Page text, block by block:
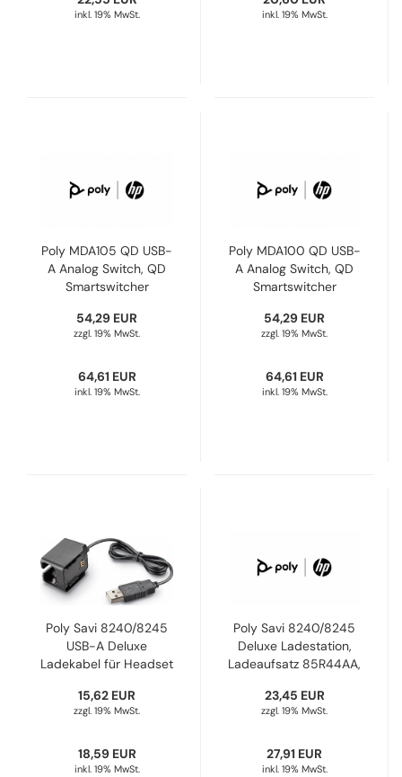
inkl. 19% MwSt. inkl. 19% MwSt.
Poly MDA105 QD USB-
A Analog Switch, QD
Smartswitcher
Festnetz) 8A7E2AA,
205255-11
54,29 EUR
zzgl. 19% MwSt.
64,61 EUR
inkl. 19% MwSt.
Poly MDA100 QD USB-
A Analog Switch, QD
Smartswitcher
Festnetz) 8A7E1AA,
205255-01
54,29 EUR
zzgl. 19% MwSt.
64,61 EUR
inkl. 19% MwSt.
Poly Savi 8240/8245
USB-A Deluxe
Ladekabel für Headset
85R43AA, 216100-01
15,62 EUR
zzgl. 19% MwSt.
18,59 EUR
inkl. 19% MwSt.
Poly Savi 8240/8245
Deluxe Ladestation,
Ladeaufsatz 85R44AA,
23,45 EUR
zzgl. 19% MwSt.
27,91 EUR
inkl. 19% MwSt.